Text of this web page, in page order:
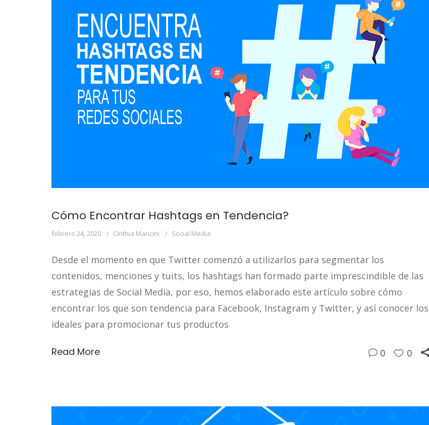
Cómo Encontrar Hashtags en Tendencia?
febrero 24, 2020 Cinthia Mancini Social Media
Desde el momento en que Twitter comenzó a utilizarlos para segmentar los
contenidos, menciones y tuits, los hashtags han formado parte imprescindible de las
estrategias de Social Media, por eso, hemos elaborado este artículo sobre cómo
encontrar los que son tendencia para Facebook, Instagram y Twitter, y así conocer los
ideales para promocionar tus productos
Read More 0 0